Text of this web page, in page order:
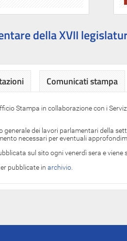
della XVII
Comunicati stampa
Stampa in collaborazione con i
dei lavori parlamentari della
necessari per eventuali
sul sito ogni venerdì sera e
pubblicate in archivio